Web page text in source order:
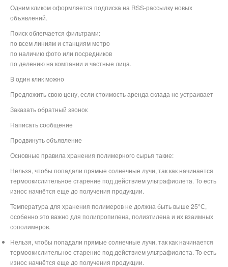
Одним кликом оформляется подписка на RSS-рассылку новых
объявлений.
Поиск облегчается фильтрами:
по всем линиям и станциям метро
по наличию фото или посредников
по делению на компании и частные лица.
В один клик можно
Предложить свою цену, если стоимость аренда склада не устраивает
Заказать обратный звонок
Написать сообщение
Продвинуть объявление
Основные правила хранения полимерного сырья такие:
Нельзя, чтобы попадали прямые солнечные лучи, так как начинается
термоокислительное старение под действием ультрафиолета. То есть
износ начнётся еще до получения продукции.
Температура для хранения полимеров не должна быть выше 25°С,
особенно это важно для полипропилена, полиэтилена и их взаимных
сополимеров.
Нельзя, чтобы попадали прямые солнечные лучи, так как начинается
термоокислительное старение под действием ультрафиолета. То есть
износ начнётся еще до получения продукции.